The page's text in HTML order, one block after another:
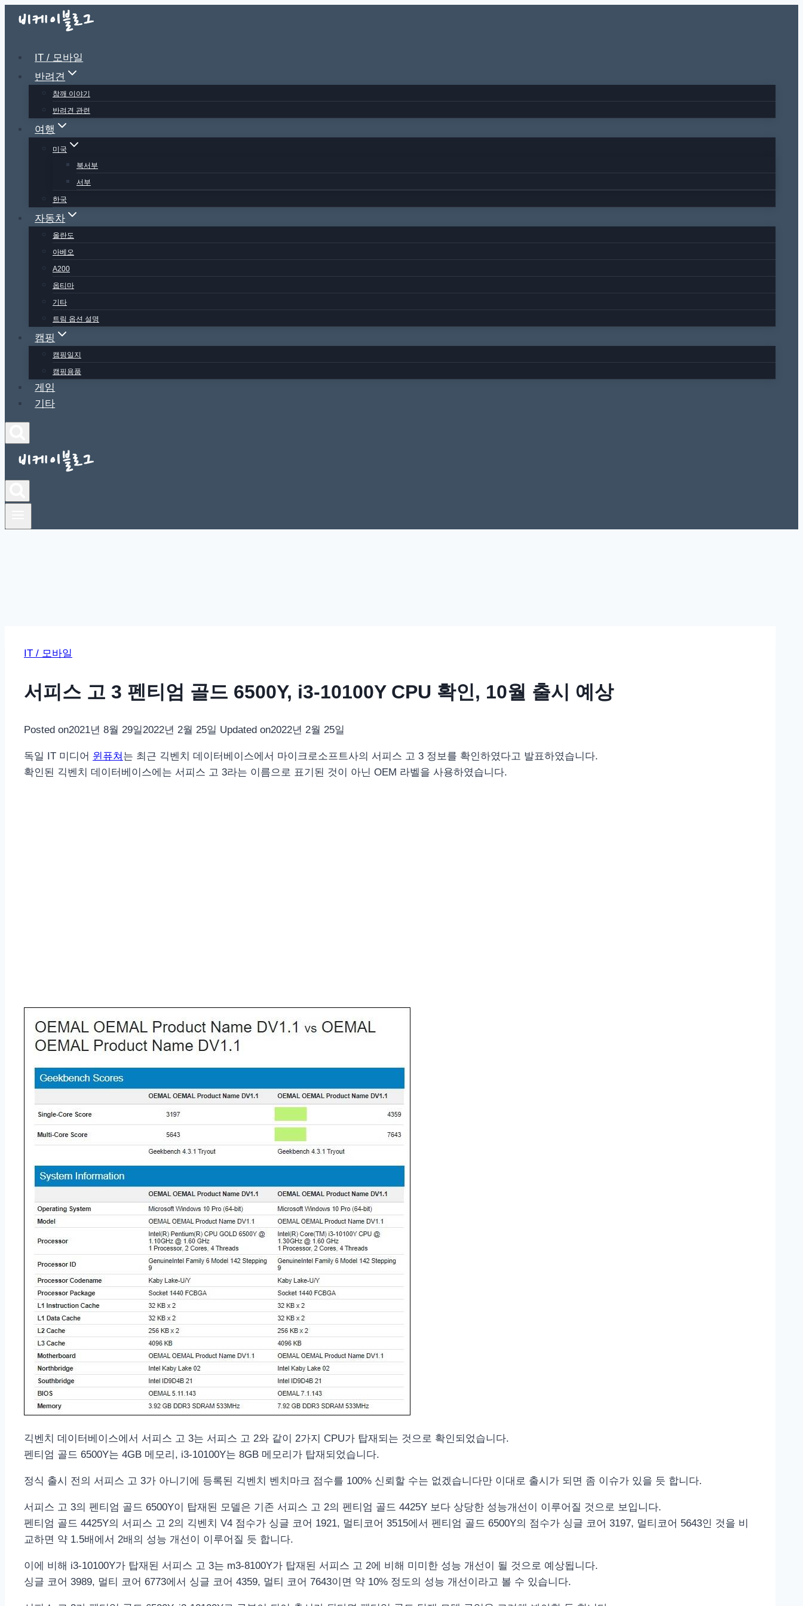
Skip
IT / 모바일
반려견
참깨 이야기
반려견 관련
여행
미국
북서부
서부
한국
자동차
올란도
아베오
A200
옵티마
기타
트림 옵션 설명
캠핑
캠핑일지
캠핑용품
게임
기타
IT / 모바일
서피스 고 3 펜티엄 골드 6500Y, i3-10100Y CPU 확인, 10월 출시 예상
Posted on2021년 8월 29일2022년 2월 25일 Updated on2022년 2월 25일
독일 IT 미디어 윈퓨쳐 는 최근 긱벤치 데이터베이스에서 마이크로소프트사의 서피스 고 3 정보를 확인하였다고 발표하였습니다.
확인된 긱벤치 데이터베이스에는 서피스 고 3라는 이름으로 표기된 것이 아닌 OEM 라벨을 사용하였습니다.
긱벤치 데이터베이스에서 서피스 고 3는 서피스 고 2와 같이 2가지 CPU가 탑재되는 것으로 확인되었습니다.
펜티엄 골드 6500Y는 4GB 메모리, i3-10100Y는 8GB 메모리가 탑재되었습니다.
정식 출시 전의 서피스 고 3가 아니기에 등록된 긱벤치 벤치마크 점수를 100% 신뢰할 수는 없겠습니다만 이대로 출시가 되면 좀 이슈가 있을 듯 합니다.
서피스 고 3의 펜티엄 골드 6500Y이 탑재된 모델은 기존 서피스 고 2의 펜티엄 골드 4425Y 보다 상당한 성능개선이 이루어질 것으로 보입니다.
펜티엄 골드 4425Y의 서피스 고 2의 긱벤치 V4 점수가 싱글 코어 1921, 멀티코어 3515에서 펜티엄 골드 6500Y의 점수가 싱글 코어 3197, 멀티코어 5643인 것을 비
교하면 약 1.5배에서 2배의 성능 개선이 이루어질 듯 합니다.
이에 비해 i3-10100Y가 탑재된 서피스 고 3는 m3-8100Y가 탑재된 서피스 고 2에 비해 미미한 성능 개선이 될 것으로 예상됩니다.
싱글 코어 3989, 멀티 코어 6773에서 싱글 코어 4359, 멀티 코어 7643이면 약 10% 정도의 성능 개선이라고 볼 수 있습니다.